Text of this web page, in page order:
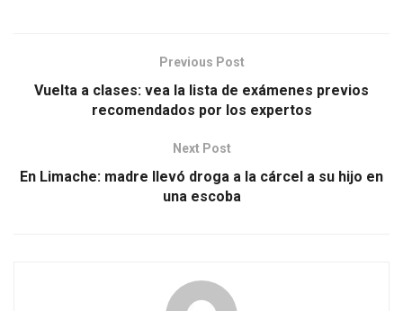
Previous Post
Vuelta a clases: vea la lista de exámenes previos
recomendados por los expertos
Next Post
En Limache: madre llevó droga a la cárcel a su hijo en
una escoba